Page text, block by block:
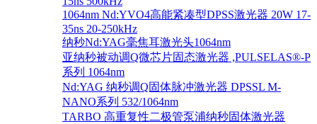
1064nm Nd:YVO4高能紧凑型DPSS激光器 20W 17-
35ns 20-250kHz
纳秒Nd:YAG毫焦耳激光头1064nm
亚纳秒被动调Q微芯片固态激光器 ,PULSELAS®-P
系列 1064nm
Nd:YAG 纳秒调Q固体脉冲激光器 DPSSL M-
NANO系列 532/1064nm
TARBO 高重复性二极管泵浦纳秒固体激光器